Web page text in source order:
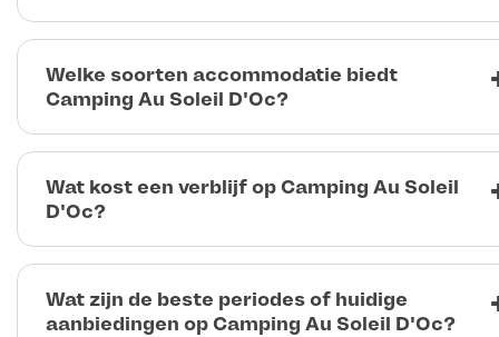
Welke soorten accommodatie biedt
Camping Au Soleil D'Oc?
Wat kost een verblijf op Camping Au Soleil
D'Oc?
Wat zijn de beste periodes of huidige
aanbiedingen op Camping Au Soleil D'Oc?